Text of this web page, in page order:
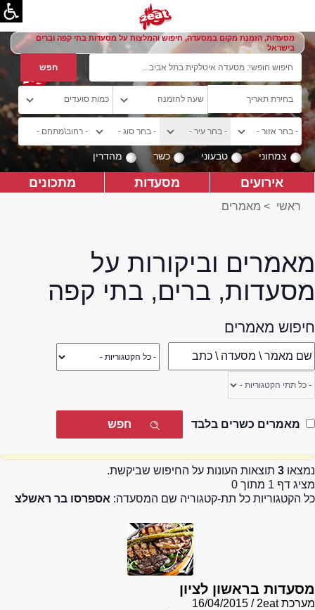
מסעדות, הזמנת מקום במסעדה, חיפוש והמלצות על מסעדות בתי קפה וברים
בישראל
צמחוני טבעוני כשר מהדרין
אירועים מסעדות מתכונים
ראשי > מאמרים
מאמרים וביקורות על
מסעדות, ברים, בתי קפה
חיפוש מאמרים
מאמרים כשרים בלבד
נמצאו 3 תוצאות העונות על החיפוש שביקשת.
מציג דף 1 מתוך 0
כל הקטגוריות כל תת-קטגוריה שם המסעדה: אספרסו בר ראשלצ
מסעדות בראשון לציון
מערכת 2eat
16/04/2015